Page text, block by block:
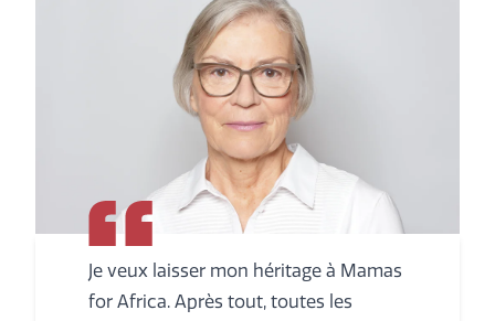
Je veux laisser mon héritage à Mamas
for Africa. Après tout, toutes les